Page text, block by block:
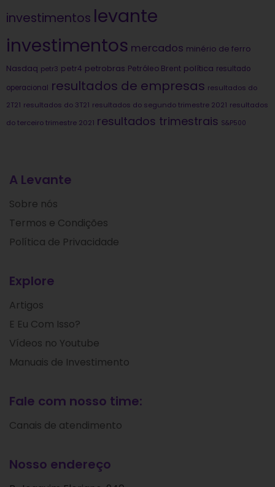
investimentos levante
investimentos mercados minério de ferro
Nasdaq petr3 petr4 petrobras Petróleo Brent política resultado
operacional resultados de empresas resultados do
2T21 resultados do 3T21 resultados do segundo trimestre 2021 resultados
do terceiro trimestre 2021 resultados trimestrais S&P500
A Levante
Sobre nós
Termos e Condições
Política de Privacidade
Explore
Artigos
E Eu Com Isso?
Vídeos no Youtube
Manuais de Investimento
Fale com nosso time:
Canais de atendimento
Nosso endereço